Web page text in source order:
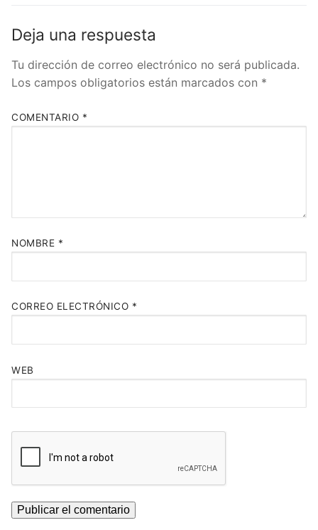
Deja una respuesta
Tu dirección de correo electrónico no será publicada.
Los campos obligatorios están marcados con *
COMENTARIO *
NOMBRE *
CORREO ELECTRÓNICO *
WEB